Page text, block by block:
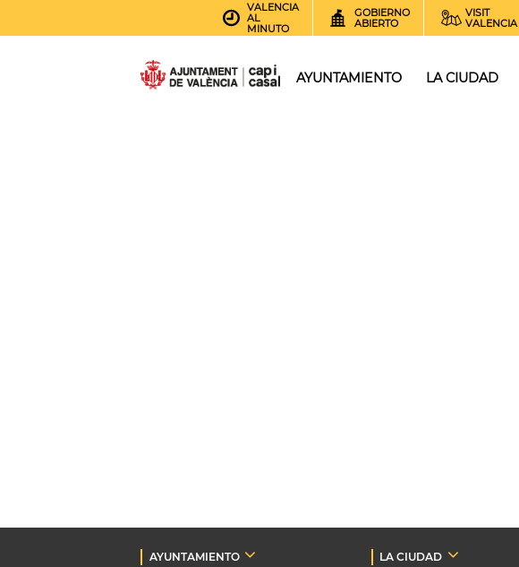
VALENCIA
AL
MINUTO
GOBIERNO
ABIERTO
VISIT
VALENCIA
AYUNTAMIENTO LA CIUDAD
AYUNTAMIENTO LA CIUDAD